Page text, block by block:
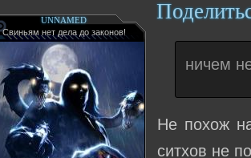
UNNAMED
Свиньям нет дела до законов!
ничем
Не похож
ситхов не